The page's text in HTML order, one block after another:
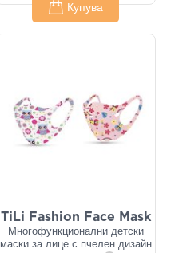
Купува
TiLi Fashion Face Mask
Многофункционални детски
маски за лице с пчелен дизайн